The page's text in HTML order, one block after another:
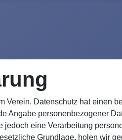
Verein. Datenschutz hat einen
Angabe personenbezogener
jedoch eine Verarbeitung
Grundlage, holen wir